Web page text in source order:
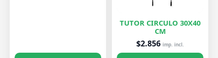
TUTOR CIRCULO 30X40
CM
$2.856 imp. incl.